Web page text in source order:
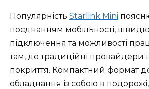
Популярність Starlink Mini
поєднанням мобільності,
підключення та можливості
там, де традиційні провайдери
покриття. Компактний формат
обладнання із собою в подорожі,